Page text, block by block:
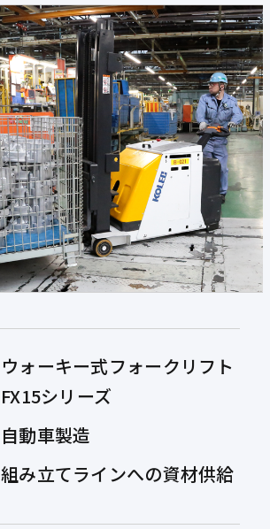
ウォーキー式フォークリフト
FX15シリーズ
自動車製造
組み立てラインへの資材供給